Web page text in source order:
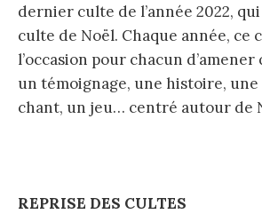
dernier culte de l’année 2022,
culte de Noël. Chaque année, ce
l’occasion pour chacun d’amener
un témoignage, une histoire,
chant, un jeu… centré autour de
REPRISE DES CULTES